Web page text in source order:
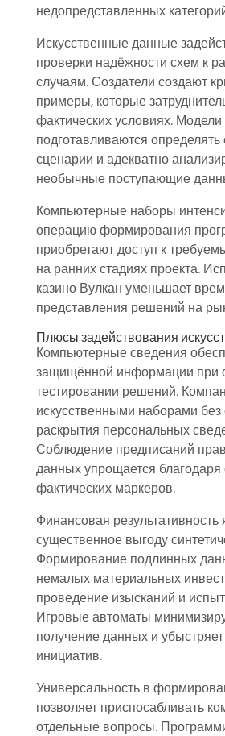
недопредставленных
Искусственные данные
проверки надёжности схем к
случаям. Создатели создают
примеры, которые
фактических условиях. Модели
подготавливаются
сценарии и адекватно
необычные поступающие
Компьютерные наборы
операцию формирования
приобретают доступ к
на ранних стадиях проекта.
казино Вулкан уменьшает
представления решений на
Плюсы задействования
Компьютерные сведения
защищённой информации при
тестировании решений.
искусственными наборами без
раскрытия персональных
Соблюдение предписаний
данных упрощается благодаря
фактических маркеров.
Финансовая результативность
существенное выгоду
Формирование подлинных
немалых материальных
проведение изысканий и
Игровые автоматы
получение данных и убыстряет
инициатив.
Универсальность в
позволяет приспосабливать
отдельные вопросы.